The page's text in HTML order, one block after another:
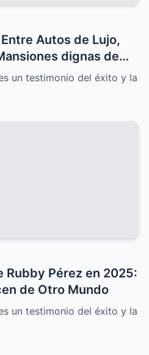
Autos de Lujo,
dignas de
un testimonio del éxito y la
Rubby Pérez en 2025:
de Otro Mundo
un testimonio del éxito y la